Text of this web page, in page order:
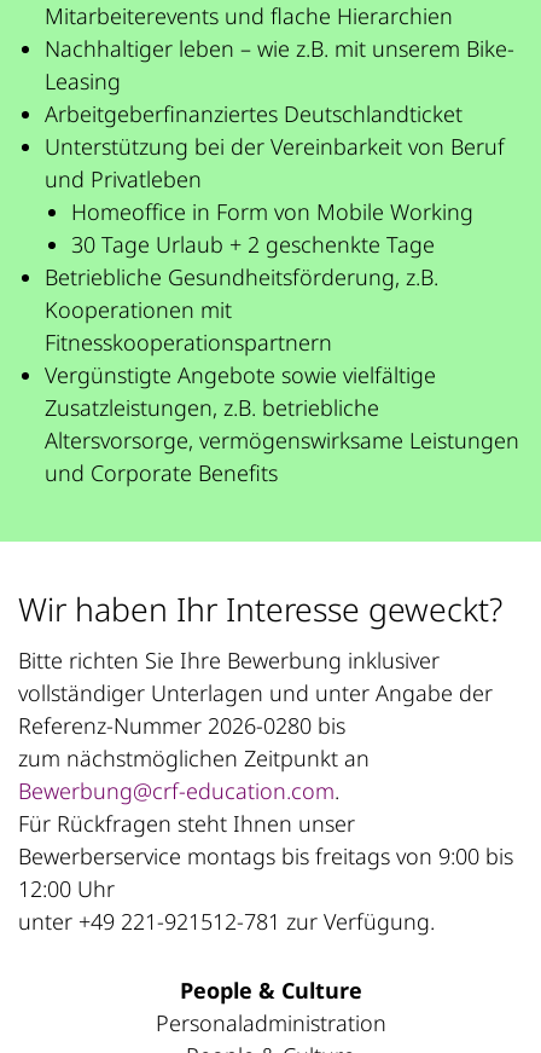
Mitarbeiterevents und flache Hierarchien
Nachhaltiger leben – wie z.B. mit unserem Bike-
Leasing
Arbeitgeberfinanziertes Deutschlandticket
Unterstützung bei der Vereinbarkeit von Beruf
und Privatleben
Homeoffice in Form von Mobile Working
30 Tage Urlaub + 2 geschenkte Tage
Betriebliche Gesundheitsförderung, z.B.
Kooperationen mit
Fitnesskooperationspartnern
Vergünstigte Angebote sowie vielfältige
Zusatzleistungen, z.B. betriebliche
Altersvorsorge, vermögenswirksame Leistungen
und Corporate Benefits
Wir haben Ihr Interesse geweckt?
Bitte richten Sie Ihre Bewerbung inklusiver
vollständiger Unterlagen und unter Angabe der
Referenz-Nummer 2026-0280 bis
zum nächstmöglichen Zeitpunkt an
Bewerbung@crf-education.com.
Für Rückfragen steht Ihnen unser
Bewerberservice montags bis freitags von 9:00 bis
12:00 Uhr
unter +49 221-921512-781 zur Verfügung.
People & Culture
Personaladministration